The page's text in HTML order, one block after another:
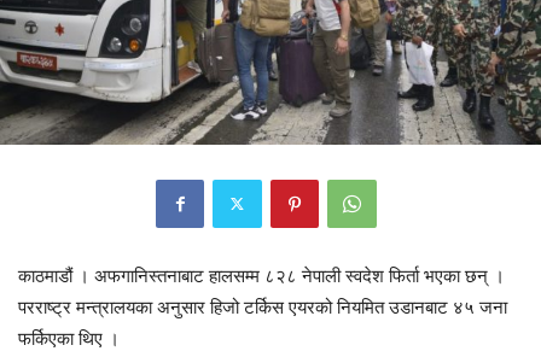
काठमाडौं । अफगानिस्तनाबाट हालसम्म ८२८ नेपाली स्वदेश फिर्ता भएका छन् ।
परराष्ट्र मन्त्रालयका अनुसार हिजो टर्किस एयरको नियमित उडानबाट ४५ जना
फर्किएका थिए ।